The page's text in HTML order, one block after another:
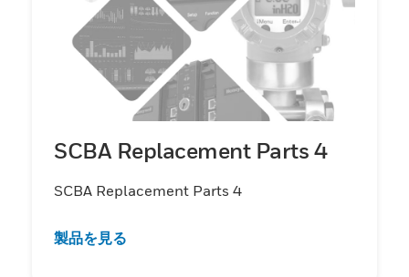
SCBA Replacement Parts 4
SCBA Replacement Parts 4
製品を見る